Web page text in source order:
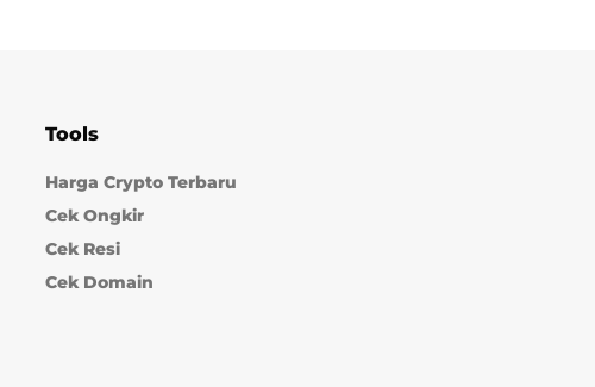
Tools
Harga Crypto Terbaru
Cek Ongkir
Cek Resi
Cek Domain